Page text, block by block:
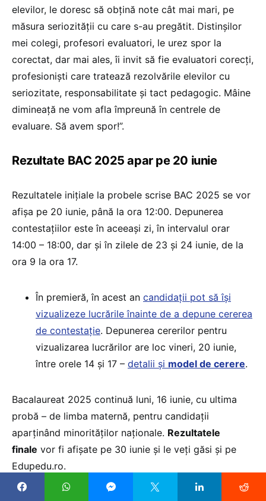
elevilor, le doresc să obțină note cât mai mari, pe
măsura seriozității cu care s-au pregătit. Distinșilor
mei colegi, profesori evaluatori, le urez spor la
corectat, dar mai ales, îi invit să fie evaluatori corecți,
profesioniști care tratează rezolvările elevilor cu
seriozitate, responsabilitate și tact pedagogic. Mâine
dimineață ne vom afla împreună în centrele de
evaluare. Să avem spor!”.
Rezultate BAC 2025 apar pe 20 iunie
Rezultatele inițiale la probele scrise BAC 2025 se vor
afișa pe 20 iunie, până la ora 12:00. Depunerea
contestațiilor este în aceeași zi, în intervalul orar
14:00 – 18:00, dar și în zilele de 23 și 24 iunie, de la
ora 9 la ora 17.
În premieră, în acest an candidații pot să își
vizualizeze lucrările înainte de a depune cererea
de contestație. Depunerea cererilor pentru
vizualizarea lucrărilor are loc vineri, 20 iunie,
între orele 14 și 17 – detalii și model de cerere.
Bacalaureat 2025 continuă luni, 16 iunie, cu ultima
probă – de limba maternă, pentru candidații
aparținând minorităților naționale. Rezultatele
finale vor fi afișate pe 30 iunie și le veți găsi și pe
Edupedu.ro.